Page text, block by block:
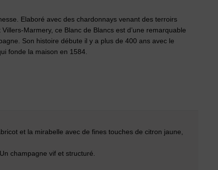
Elaboré avec des chardonnays venant des terroirs
Marmery, ce Blanc de Blancs est d’une remarquable
Son histoire débute il y a plus de 400 ans avec le
fonde la maison en 1584.
et la mirabelle avec de fines touches de citron jaune,
champagne vif et structuré.